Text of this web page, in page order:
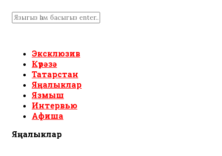
Эксклюзив
Күрәзә
Татарстан
Яңалыклар
Язмыш
Интервью
Афиша
Яңалыклар